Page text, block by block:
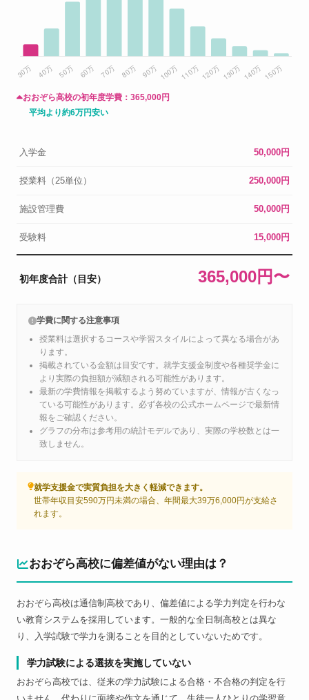
おおぞら高校の初年度学費： 365,000円
平均より約6万円安い
入学金 50,000円
授業料（25単位） 250,000円
施設管理費 50,000円
受験料 15,000円
初年度合計（目安） 365,000円〜
学費に関する注意事項
授業料は選択するコースや学習スタイルによって異なる場合があ
ります。
掲載されている金額は目安です。就学支援金制度や各種奨学金に
より実際の負担額が減額される可能性があります。
最新の学費情報を掲載するよう努めていますが、情報が古くなっ
ている可能性があります。必ず各校の公式ホームページで最新情
報をご確認ください。
グラフの分布は参考用の統計モデルであり、実際の学校数とは一
致しません。
就学支援金で実質負担を大きく軽減できます。
世帯年収目安590万円未満の場合、年間最大39万6,000円が支給さ
れます。
おおぞら高校に偏差値がない理由は？
おおぞら高校は通信制高校であり、偏差値による学力判定を行わな
い教育システムを採用しています。一般的な全日制高校とは異な
り、入学試験で学力を測ることを目的としていないためです。
学力試験による選抜を実施していない
おおぞら高校では、従来の学力試験による合格・不合格の判定を行